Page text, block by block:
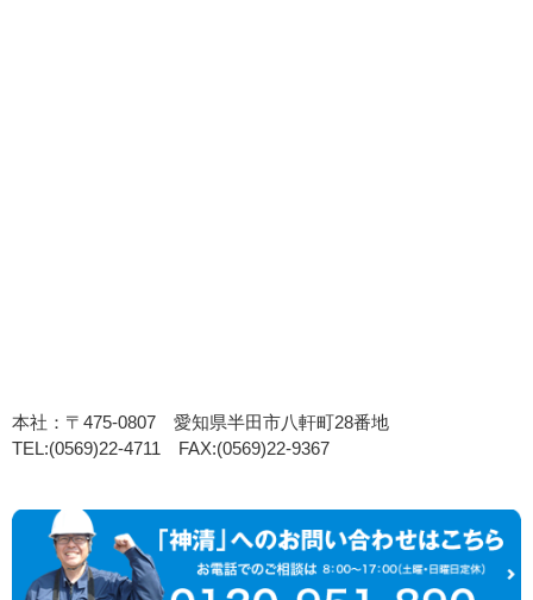
本社：〒475-0807 愛知県半田市八軒町28番地
TEL:(0569)22-4711 FAX:(0569)22-9367